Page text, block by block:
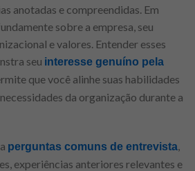
anotadas e compreendidas. Em
sobre a empresa, seu
e valores. Entender esses
seu interesse genuíno pela
que você alinhe suas habilidades
da organização durante a
perguntas comuns de entrevista,
experiências anteriores relevantes e